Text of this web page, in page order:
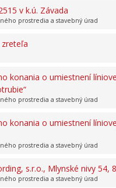
v k.ú. Závada
prostredia a stavebný úrad
konania o umiestnení
prostredia a stavebný úrad
konania o umiestnení
prostredia a stavebný úrad
s.r.o., Mlynské nivy 54,
prostredia a stavebný úrad